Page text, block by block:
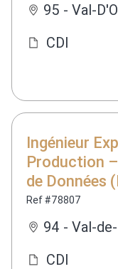
95 - Val-
CDI
Ingénieur
Production
de Données
Ref #78807
94 - Val-
CDI